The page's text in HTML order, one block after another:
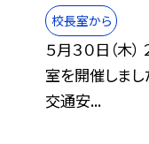
校長室から
５月３０日（木
室を開催しまし
交通安...